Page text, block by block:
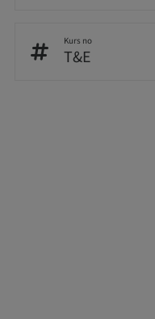
Kurs no
T&E